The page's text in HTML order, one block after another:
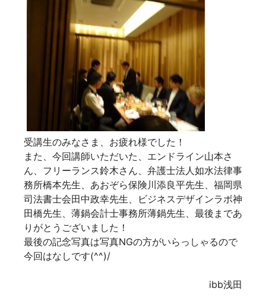
受講生のみなさま、お疲れ様でした！
また、今回講師いただいた、エンドライン山本さ
ん、フリーランス鈴木さん、弁護士法人如水法律事
務所橋本先生、あおぞら保険川添良平先生、福岡県
司法書士会田中政幸先生、ビジネスデザインラボ神
田橋先生、薄鍋会計士事務所薄鍋先生、最後まであ
りがとうございました！
最後の記念写真は写真NGの方がいらっしゃるので
今回はなしです(^^)/
ibb浅田